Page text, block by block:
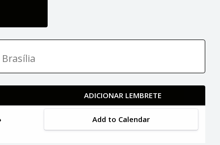
ADICIONAR LEMBRETE
Add to Calendar